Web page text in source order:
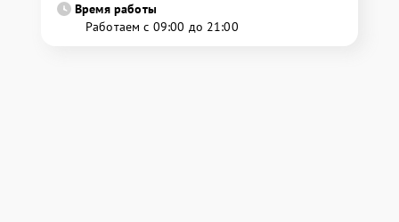
Время работы
Работаем с 09:00 до 21:00